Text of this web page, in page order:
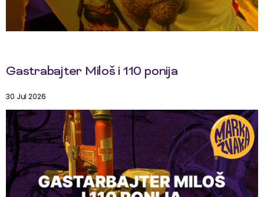
Gastrabajter Miloš i 110 ponija
30 Jul 2026